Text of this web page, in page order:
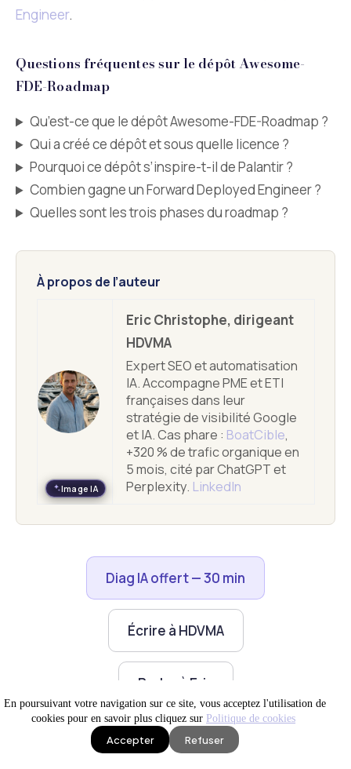
En poursuivant votre navigation sur ce site, vous acceptez l'utilisation de
cookies pour en savoir plus cliquez sur Politique de cookies
Accepter Refuser
Engineer.
Questions fréquentes sur le dépôt Awesome-
FDE-Roadmap
Qu’est-ce que le dépôt Awesome-FDE-Roadmap ?
Qui a créé ce dépôt et sous quelle licence ?
Pourquoi ce dépôt s’inspire-t-il de Palantir ?
Combien gagne un Forward Deployed Engineer ?
Quelles sont les trois phases du roadmap ?
À propos de l’auteur
Image IA
Eric Christophe, dirigeant
HDVMA
Expert SEO et automatisation
IA. Accompagne PME et ETI
françaises dans leur
stratégie de visibilité Google
et IA. Cas phare : BoatCible,
+320 % de trafic organique en
5 mois, cité par ChatGPT et
Perplexity. LinkedIn
Diag IA offert — 30 min
Écrire à HDVMA
Parler à Eric
Site WEB visible